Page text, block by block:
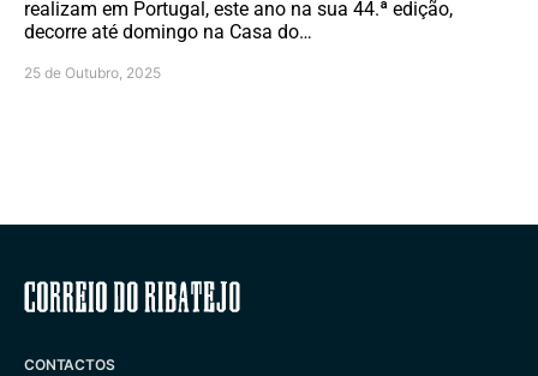
realizam em Portugal, este ano na sua 44.ª edição,
decorre até domingo na Casa do…
25 de Outubro, 2025
Correio do Ribatejo
CONTACTOS